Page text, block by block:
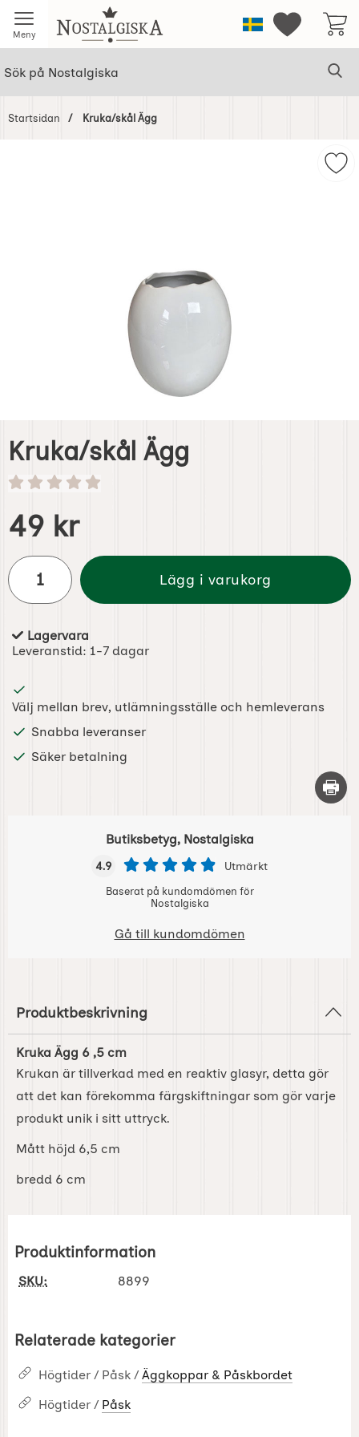
Meny Startsidan för NostalgiskaSverigeMina
Startsidan Kruka/skål Ägg
Kruka/skål Ägg
Handla denna produkt Kruka/skål Ägg
pris
49 kr
antal
Lägg i varukorg
Tillgänglighet:
Lagervara
Leveranstid: 1-7 dagar
Välj mellan brev, utlämningsställe och hemleverans
Snabba leveranser
Säker betalning
Skriv
Butiksbetyg, Nostalgiska
4.9 Utmärkt
Baserat på kundomdömen för
Nostalgiska
Gå till kundomdömen
Produktbeskrivning
Kruka Ägg 6 ,5 cm
Krukan är tillverkad med en reaktiv glasyr, detta gör
att det kan förekomma färgskiftningar som gör varje
produkt unik i sitt uttryck.
Mått höjd 6,5 cm
bredd 6 cm
Produktinformation
SKU: 8899
Relaterade kategorier
Högtider / Påsk / Äggkoppar & Påskbordet
Högtider / Påsk